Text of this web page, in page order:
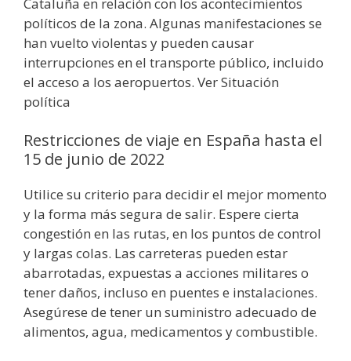
políticos de la zona. Algunas manifestaciones se
han vuelto violentas y pueden causar
interrupciones en el transporte público, incluido
el acceso a los aeropuertos. Ver Situación
política
Restricciones de viaje en España hasta el
15 de junio de 2022
Utilice su criterio para decidir el mejor momento
y la forma más segura de salir. Espere cierta
congestión en las rutas, en los puntos de control
y largas colas. Las carreteras pueden estar
abarrotadas, expuestas a acciones militares o
tener daños, incluso en puentes e instalaciones.
Asegúrese de tener un suministro adecuado de
alimentos, agua, medicamentos y combustible.